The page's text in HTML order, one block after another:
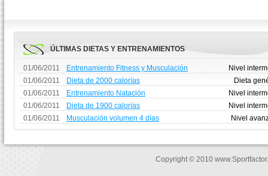
ÚLTIMAS DIETAS Y ENTRENAMIENTOS
01/06/2011 Entrenamiento Fitness y Musculación
Nivel
01/06/2011
Dieta de 2000 calorías
Dieta
01/06/2011
Entrenamiento Natación
Nivel
01/06/2011
Dieta de 1900 calorías
Nivel
01/06/2011
Musculación volumen 4 días Nivel
Copyright © 2010